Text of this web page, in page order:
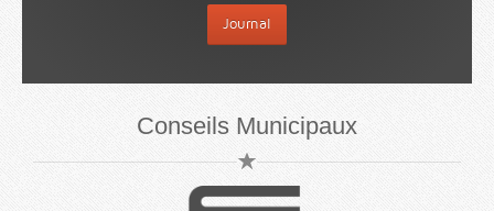
Journal
Conseils Municipaux